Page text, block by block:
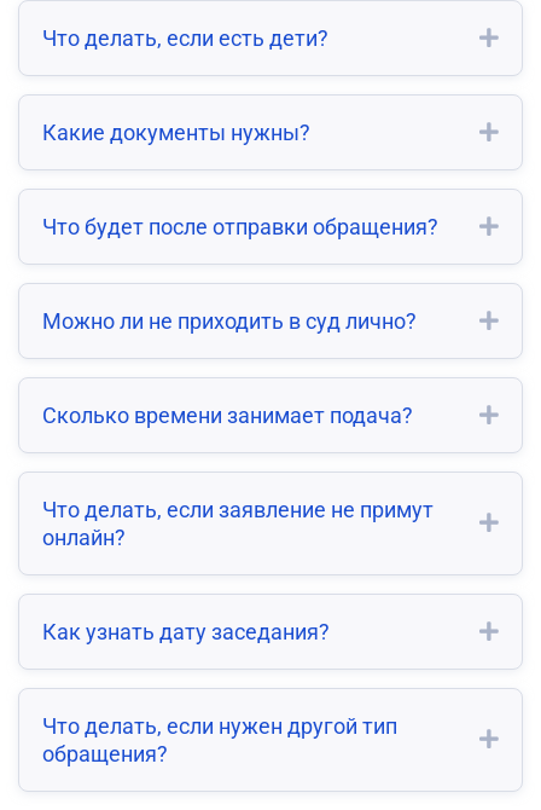
Что делать, если есть дети?
Какие документы нужны?
Что будет после отправки обращения?
Можно ли не приходить в суд лично?
Сколько времени занимает подача?
Что делать, если заявление не примут
онлайн?
Как узнать дату заседания?
Что делать, если нужен другой тип
обращения?